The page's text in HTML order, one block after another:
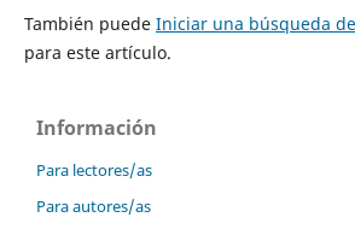
También puede Iniciar una búsqueda
para este artículo.
Información
Para lectores/as
Para autores/as